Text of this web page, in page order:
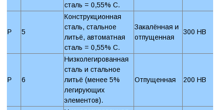
сталь = 0,55% C.
P 5
Конструкционная
сталь, стальное
литьё, автоматная
сталь = 0,55% C.
Закалённая и
отпущенная
300 HB
P 6
Низколегированная
сталь и стальное
литьё (менее 5%
легирующих
элементов).
Отпущенная 200 HB